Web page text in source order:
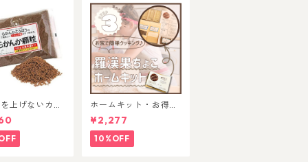
上げないカロ
甘味料！体質
疫力UPする羅
ホームキット・お得パ
ック 各種
¥2,277
10%OFF